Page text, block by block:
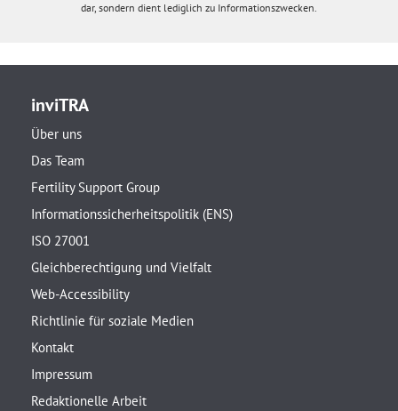
dar, sondern dient lediglich zu Informationszwecken.
inviTRA
Über uns
Das Team
Fertility Support Group
Informationssicherheitspolitik (ENS)
ISO 27001
Gleichberechtigung und Vielfalt
Web-Accessibility
Richtlinie für soziale Medien
Kontakt
Impressum
Redaktionelle Arbeit